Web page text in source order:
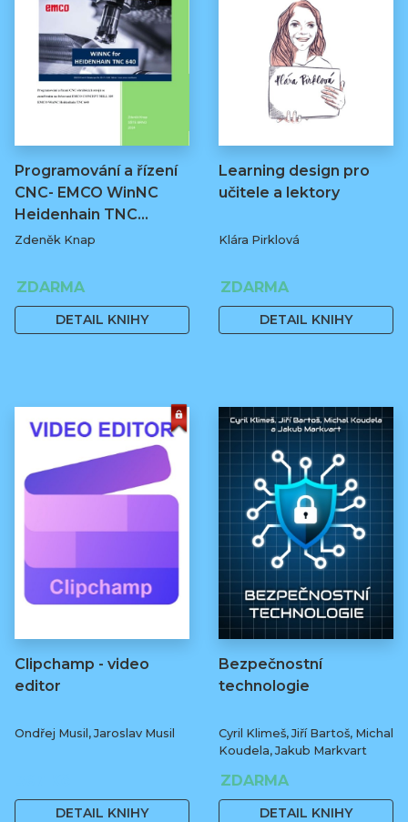
Programování a řízení
CNC- EMCO WinNC
Heidenhain TNC…
Zdeněk Knap
ZDARMA
DETAIL KNIHY
Learning design pro
učitele a lektory
Klára Pirklová
ZDARMA
DETAIL KNIHY
Clipchamp - video
editor
Ondřej Musil, Jaroslav Musil
DETAIL KNIHY
Bezpečnostní
technologie
Cyril Klimeš, Jiří Bartoš, Michal
Koudela, Jakub Markvart
ZDARMA
DETAIL KNIHY